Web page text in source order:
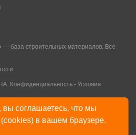
вы соглашаетесь, что мы
в вашем браузере.
база строительных материалов. Все
Конфиденциальность - Условия
описания и технические
изменены в любое время без уведомления